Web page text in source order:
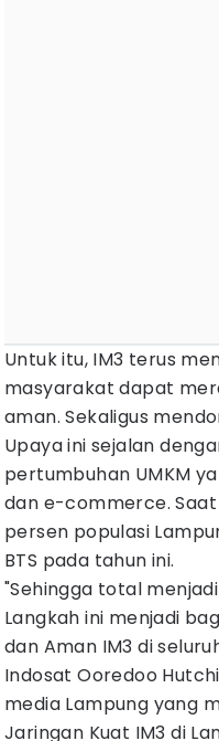
Untuk itu, IM3 terus
masyarakat dapat
aman. Sekaligus
Upaya ini sejalan
pertumbuhan UMKM
dan e-commerce. Saat
persen populasi
BTS pada tahun ini.
"Sehingga total
Langkah ini menjadi
dan Aman IM3 di
Indosat Ooredoo
media Lampung yang
Jaringan Kuat IM3 di